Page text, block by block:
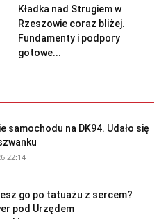
Kładka nad Strugiem w
Rzeszowie coraz bliżej.
Fundamenty i podpory
gotowe...
samochodu na DK94. Udało się
22:14
go po tatuażu z sercem?
pod Urzędem